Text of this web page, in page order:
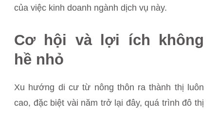
của việc kinh doanh ngành dịch vụ này.
Cơ hội và lợi ích không
hề nhỏ
Xu hướng di cư từ nông thôn ra thành thị luôn
cao, đặc biệt vài năm trở lại đây, quá trình đô thị